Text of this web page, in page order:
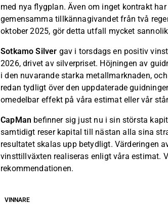
med nya flygplan. Även om inget kontrakt
gemensamma tillkännagivandet från två
oktober 2025, gör detta utfall mycket
Sotkamo Silver gav i torsdags en positiv
2026, drivet av silverpriset. Höjningen av
i den nuvarande starka metallmarknaden,
redan tydligt över den uppdaterade
omedelbar effekt på våra estimat eller vår
CapMan befinner sig just nu i sin största
samtidigt reser kapital till nästan alla sina
resultatet skalas upp betydligt. Värderingen
vinsttillväxten realiseras enligt våra estimat.
rekommendationen.
VINNARE